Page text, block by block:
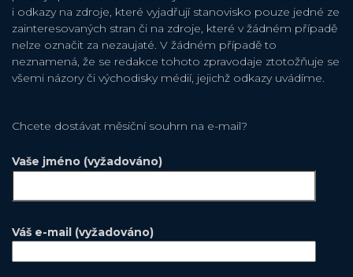
i odkazy na zdroje, které vyjadřují stanovisko pouze jedné ze
zainteresovaných stran či na zdroje, které v žádném případě
nelze označit za nezaujaté. V žádném případě to
neznamená, že se redakce tohoto zpravodaje ztotožňuje se
všemi názory či východisky médií, jejichž odkazy uvádíme.
Chcete dostávat měsiční souhrn na e-mail?
Vaše jméno (vyžadováno)
Váš e-mail (vyžadováno)